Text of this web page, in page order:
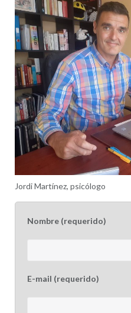
Jordi Martínez, psicólogo
Nombre (requerido)
E-mail (requerido)